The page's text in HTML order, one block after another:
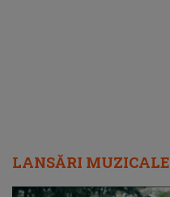
LANSĂRI MUZICALE